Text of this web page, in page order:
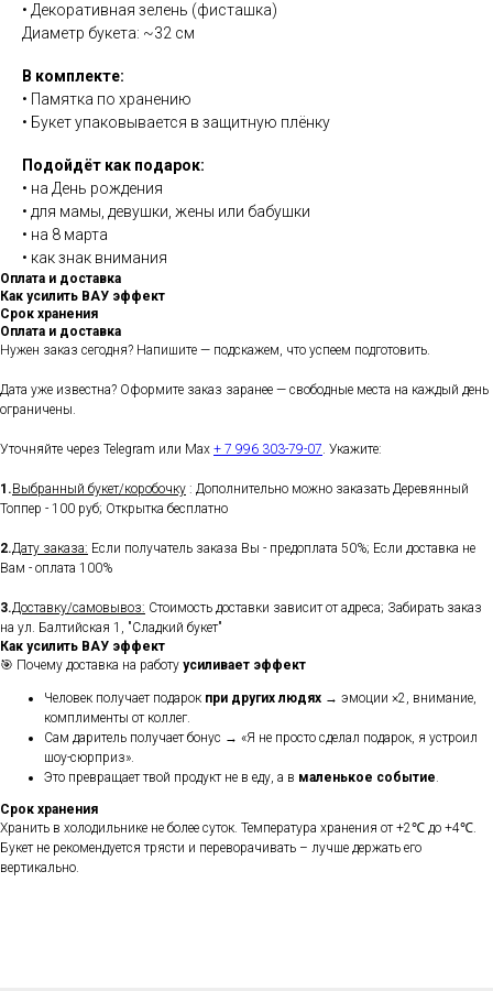
• Декоративная зелень (фисташка)
Диаметр букета: ~32 см
В комплекте:
• Памятка по хранению
• Букет упаковывается в защитную плёнку
Подойдёт как подарок:
• на День рождения
• для мамы, девушки, жены или бабушки
• на 8 марта
• как знак внимания
Оплата и доставка
Как усилить ВАУ эффект
Срок хранения
Оплата и доставка
Нужен заказ сегодня? Напишите — подскажем, что успеем подготовить.
Дата уже известна? Оформите заказ заранее — свободные места на каждый день
ограничены.
Уточняйте через Telegram или Max + 7 996 303-79-07. Укажите:
1.Выбранный букет/коробочку : Дополнительно можно заказать Деревянный
Топпер - 100 руб; Открытка бесплатно
2.Дату заказа: Если получатель заказа Вы - предоплата 50%; Если доставка не
Вам - оплата 100%
3.Доставку/самовывоз: Стоимость доставки зависит от адреса; Забирать заказ
на ул. Балтийская 1, "Сладкий букет"
Как усилить ВАУ эффект
🎯 Почему доставка на работу усиливает эффект
Человек получает подарок при других людях → эмоции ×2, внимание,
комплименты от коллег.
Сам даритель получает бонус → «Я не просто сделал подарок, я устроил
шоу-сюрприз».
Это превращает твой продукт не в еду, а в маленькое событие.
Срок хранения
Хранить в холодильнике не более суток. Температура хранения от +2℃ до +4℃.
Букет не рекомендуется трясти и переворачивать – лучше держать его
вертикально.